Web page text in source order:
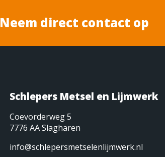
Neem direct contact op
Schlepers Metsel en Lijmwerk
Coevorderweg 5
7776 AA Slagharen
info@schlepersmetselenlijmwerk.nl